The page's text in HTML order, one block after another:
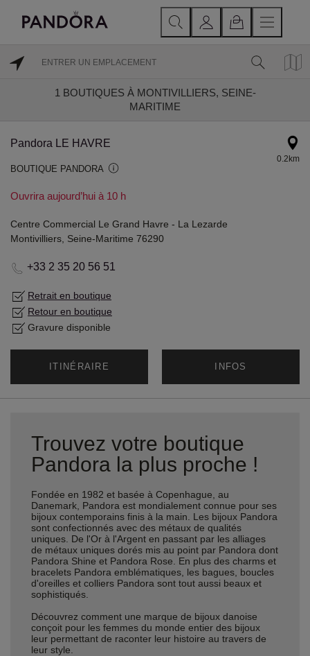
1 BOUTIQUES À MONTIVILLIERS, SEINE-
MARITIME
Pandora LE HAVRE
BOUTIQUE PANDORA
Ouvrira aujourd’hui à 10 h
0.2km
Centre Commercial Le Grand Havre - La Lezarde
Montivilliers, Seine-Maritime 76290
+33 2 35 20 56 51
Retrait en boutique
Retour en boutique
Gravure disponible
ITINÉRAIRE INFOS
Trouvez votre boutique
Pandora la plus proche !
Fondée en 1982 et basée à Copenhague, au
Danemark, Pandora est mondialement connue pour ses
bijoux contemporains finis à la main. Les bijoux Pandora
sont confectionnés avec des métaux de qualités
uniques. De l'Or à l'Argent en passant par les alliages
de métaux uniques dorés mis au point par Pandora dont
Pandora Shine et Pandora Rose. En plus des charms et
bracelets Pandora emblématiques, les bagues, boucles
d'oreilles et colliers Pandora sont tout aussi beaux et
sophistiqués.
Découvrez comment une marque de bijoux danoise
conçoit pour les femmes du monde entier des bijoux
leur permettant de raconter leur histoire au travers de
leur style.